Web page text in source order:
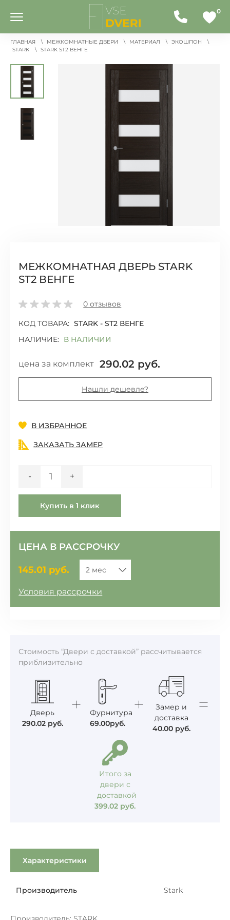
0
ГЛАВНАЯ МЕЖКОМНАТНЫЕ ДВЕРИ МАТЕРИАЛ
ЭКОШПОН
STARK
STARK ST2 ВЕНГЕ
МЕЖКОМНАТНАЯ ДВЕРЬ STARK
ST2 ВЕНГЕ
0 отзывов
КОД ТОВАРА: STARK - ST2 ВЕНГЕ
НАЛИЧИЕ:
В НАЛИЧИИ
цена за комплект 290.02 руб.
Нашли дешевле?
Добавить
В ИЗБРАННОЕ
ЗАКАЗАТЬ ЗАМЕР
- +
Купить в 1 клик
ЦЕНА В РАССРОЧКУ
145.01 руб.
Условия рассрочки
Стоимость “Двери с доставкой” рассчитывается
приблизительно
Дверь
290.02руб.
Фурнитура
69.00руб.
Замер и
доставка
40.00руб.
Итого за
двери с
доставкой
399.02 руб.
Характеристики
Производитель Stark